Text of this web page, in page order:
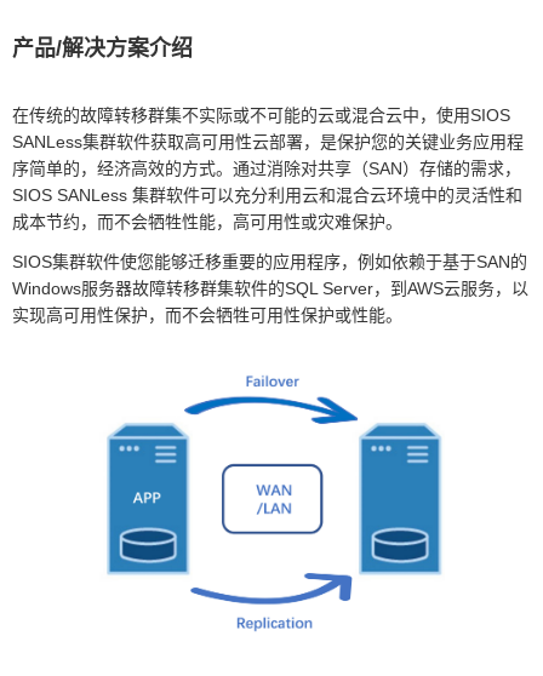
产品/解决方案介绍
在传统的故障转移群集不实际或不可能的云或混合云中，使用SIOS
SANLess集群软件获取高可用性云部署，是保护您的关键业务应用程
序简单的，经济高效的方式。通过消除对共享（SAN）存储的需求，
SIOS SANLess 集群软件可以充分利用云和混合云环境中的灵活性和
成本节约，而不会牺牲性能，高可用性或灾难保护。
SIOS集群软件使您能够迁移重要的应用程序，例如依赖于基于SAN的
Windows服务器故障转移群集软件的SQL Server，到AWS云服务，以
实现高可用性保护，而不会牺牲可用性保护或性能。